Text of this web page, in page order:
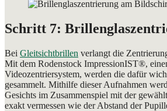
Schritt 7:
Bei Gleitsichtbrillen verlangt die
Mit dem Rodenstock ImpressionIST®,
Videozentriersystem, werden die dafür
gesammelt. Mithilfe dieser Aufnahmen
Gesichts im Zusammenspiel mit der
exakt vermessen wie der Abstand der